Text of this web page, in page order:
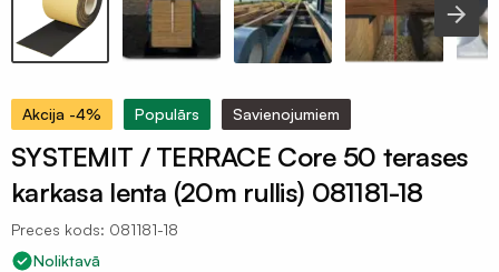
Akcija -4% Populārs Savienojumiem
SYSTEMIT / TERRACE Core 50 terases
karkasa lenta (20m rullis) 081181-18
Preces kods: 081181-18
Noliktavā
Iepakojuma
plēves
Termorukuma
plēves
Polietilēna
pamatu
plēves
Silto